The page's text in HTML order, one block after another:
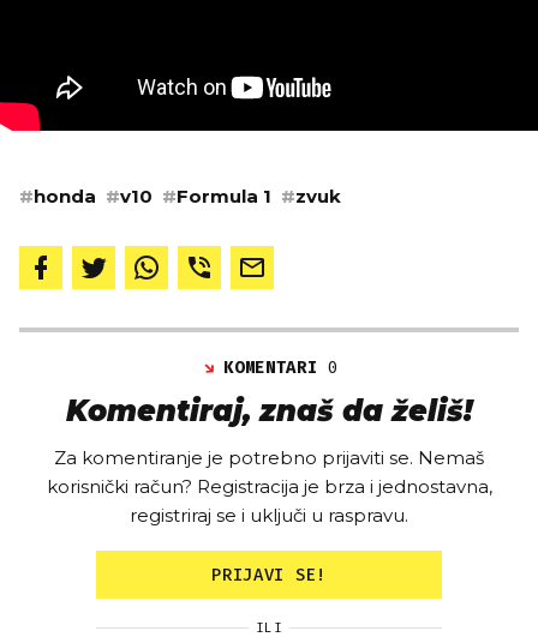
#honda #v10 #Formula 1 #zvuk
KOMENTARI0
Komentiraj, znaš da želiš!
Za komentiranje je potrebno prijaviti se. Nemaš
korisnički račun? Registracija je brza i jednostavna,
registriraj se i uključi u raspravu.
PRIJAVI SE!
ILI